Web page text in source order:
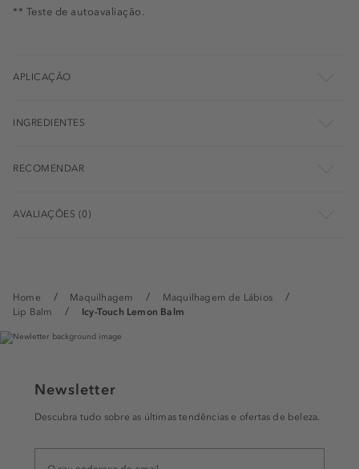
Home Maquilhagem
Maquilhagem de Lábios
Lip Balm
Icy-Touch Lemon Balm
** Teste de autoavaliação.
APLICAÇÃO
INGREDIENTES
RECOMENDAR
AVALIAÇÕES (0)
Newsletter
Descubra tudo sobre as últimas tendências e ofertas de beleza.